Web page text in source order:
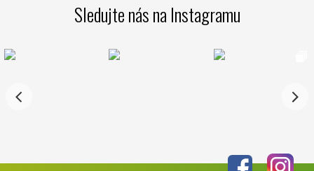
Leden 2025
Listopad 2024
Sledujte nás na Instagramu